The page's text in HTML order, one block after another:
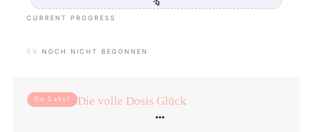
CURRENT PROGRESS
0% NOCH NICHT BEGONNEN
No Label Die volle Dosis Glück